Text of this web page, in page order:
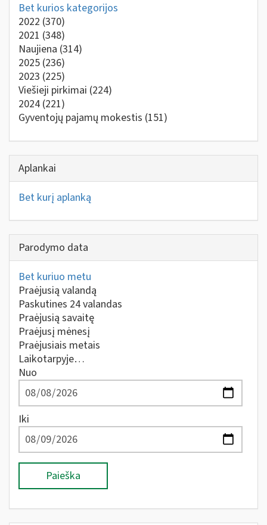
Bet kurios kategorijos
2022 (370)
2021 (348)
Naujiena (314)
2025 (236)
2023 (225)
Viešieji pirkimai (224)
2024 (221)
Gyventojų pajamų mokestis (151)
Aplankai
Bet kurį aplanką
Parodymo data
Bet kuriuo metu
Praėjusią valandą
Paskutines 24 valandas
Praėjusią savaitę
Praėjusį mėnesį
Praėjusiais metais
Laikotarpyje…
Nuo
Iki
Paieška